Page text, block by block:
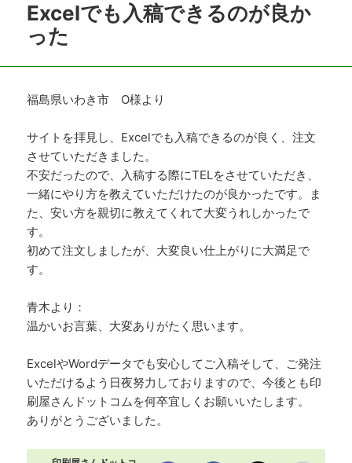
Excelでも入稿できるのが良か
った
福島県いわき市 O様より
サイトを拝見し、Excelでも入稿できるのが良く、注文
させていただきました。
不安だったので、入稿する際にTELをさせていただき、
一緒にやり方を教えていただけたのが良かったです。ま
た、安い方を親切に教えてくれて大変うれしかったで
す。
初めて注文しましたが、大変良い仕上がりに大満足で
す。
青木より：
温かいお言葉、大変ありがたく思います。
ExcelやWordデータでも安心してご入稿そして、ご発注
いただけるよう日夜努力しておりますので、今後とも印
刷屋さんドットコムを何卒宜しくお願いいたします。
ありがとうございました。